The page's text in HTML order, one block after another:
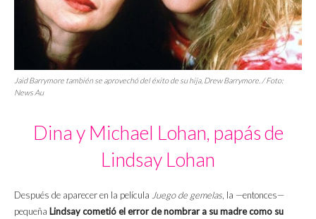
Jaid Barrymore también se aprovechó del éxito de su hija, Drew Barrymore. / Foto:
News Au
Dina y Michael Lohan, papás de
Lindsay Lohan
Después de aparecer en la película Juego de gemelas, la —entonces—
pequeña Lindsay cometió el error de nombrar a su madre como su